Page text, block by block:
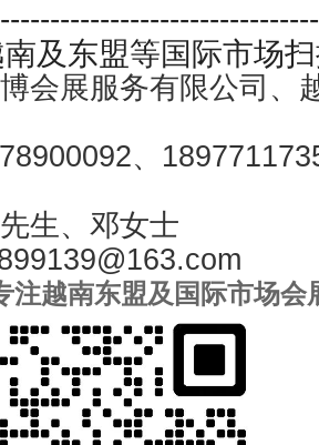
及东盟等国际市场
会展服务有限公司、
、
生、邓女士
注越南东盟及国际市场会